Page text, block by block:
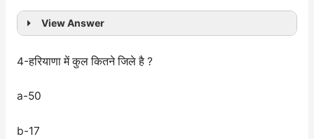
View Answer
4-हरियाणा में कुल कितने जिले है ?
a-50
b-17